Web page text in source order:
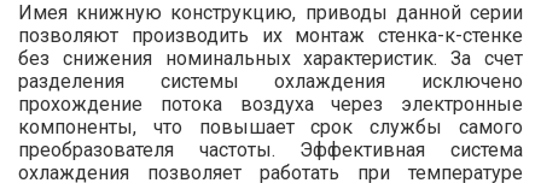
Имея книжную конструкцию, приводы данной серии
позволяют производить их монтаж стенка-к-стенке
без снижения номинальных характеристик. За счет
разделения системы охлаждения исключено
прохождение потока воздуха через электронные
компоненты, что повышает срок службы самого
преобразователя частоты. Эффективная система
охлаждения позволяет работать при температуре